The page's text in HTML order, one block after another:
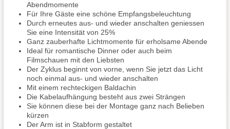
Abendmomente
Für Ihre Gäste eine schöne Empfangsbeleuchtung
Durch erneutes aus- und wieder anschalten geniessen
Sie eine Intensität von 25%
Ganz zauberhafte Lichtmomente für erholsame Abende
Ideal für romantische Dinner oder auch beim
Filmschauen mit den Liebsten
Der Zyklus beginnt von vorne, wenn Sie jetzt das Licht
noch einmal aus- und wieder anschalten
Mit einem rechteckigen Baldachin
Die Kabelaufhängung besteht aus zwei Strängen
Sie können diese bei der Montage ganz nach Belieben
kürzen
Der Arm ist in Stabform gestaltet